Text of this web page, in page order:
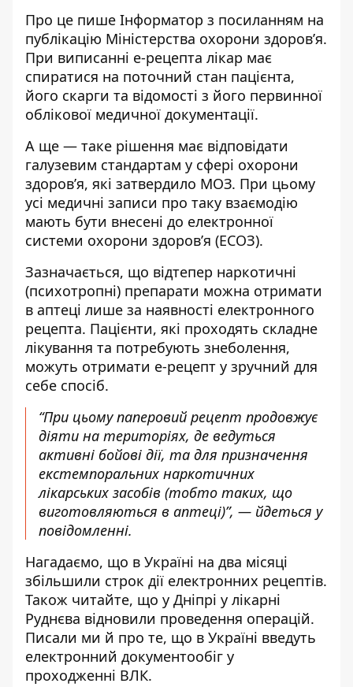
Про це пише Інформатор з посиланням на
публікацію Міністерства охорони здоров’я.
При виписанні е-рецепта лікар має
спиратися на поточний стан пацієнта,
його скарги та відомості з його первинної
облікової медичної документації.
А ще — таке рішення має відповідати
галузевим стандартам у сфері охорони
здоров’я, які затвердило МОЗ. При цьому
усі медичні записи про таку взаємодію
мають бути внесені до електронної
системи охорони здоров’я (ЕСОЗ).
Зазначається, що відтепер наркотичні
(психотропні) препарати можна отримати
в аптеці лише за наявності електронного
рецепта. Пацієнти, які проходять складне
лікування та потребують знеболення,
можуть отримати е-рецепт у зручний для
себе спосіб.
“При цьому паперовий рецепт продовжує
діяти на територіях, де ведуться
активні бойові дії, та для призначення
екстемпоральних наркотичних
лікарських засобів (тобто таких, що
виготовляються в аптеці)”, — йдеться у
повідомленні.
Нагадаємо, що в Україні на два місяці
збільшили строк дії електронних рецептів.
Також читайте, що у Дніпрі у лікарні
Руднєва відновили проведення операцій.
Писали ми й про те, що в Україні введуть
електронний документообіг у
проходженні ВЛК.